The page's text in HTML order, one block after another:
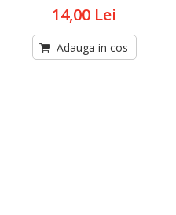
14,00 Lei
Adauga in cos